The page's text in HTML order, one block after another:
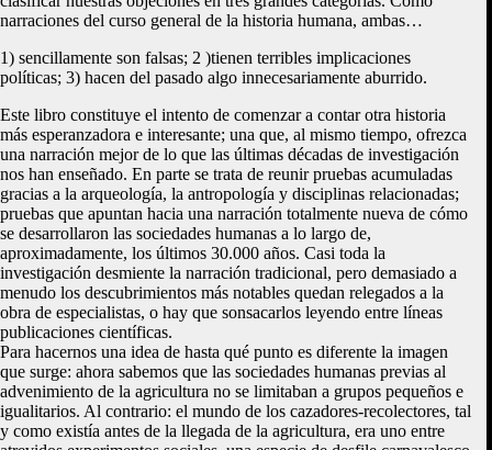
narraciones del curso general de la historia humana, ambas…
1) sencillamente son falsas; 2 )tienen terribles implicaciones
políticas; 3) hacen del pasado algo innecesariamente aburrido.
Este libro constituye el intento de comenzar a contar otra historia
más esperanzadora e interesante; una que, al mismo tiempo, ofrezca
una narración mejor de lo que las últimas décadas de investigación
nos han enseñado. En parte se trata de reunir pruebas acumuladas
gracias a la arqueología, la antropología y disciplinas relacionadas;
pruebas que apuntan hacia una narración totalmente nueva de cómo
se desarrollaron las sociedades humanas a lo largo de,
aproximadamente, los últimos 30.000 años. Casi toda la
investigación desmiente la narración tradicional, pero demasiado a
menudo los descubrimientos más notables quedan relegados a la
obra de especialistas, o hay que sonsacarlos leyendo entre líneas
publicaciones científicas.
Para hacernos una idea de hasta qué punto es diferente la imagen
que surge: ahora sabemos que las sociedades humanas previas al
advenimiento de la agricultura no se limitaban a grupos pequeños e
igualitarios. Al contrario: el mundo de los cazadores-recolectores, tal
y como existía antes de la llegada de la agricultura, era uno entre